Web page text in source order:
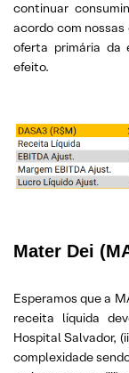
continuar
acordo com
oferta primária da
efeito.
Mater Dei
Esperamos que a
receita líquida
Hospital Salvador,
complexidade